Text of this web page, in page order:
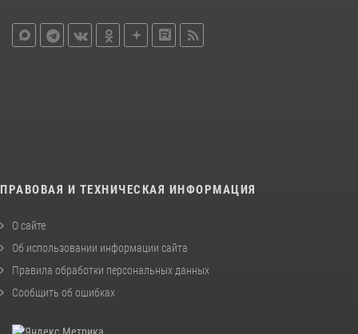
ПРАВОВАЯ И ТЕХНИЧЕСКАЯ ИНФОРМАЦИЯ
О сайте
Об использовании информации сайта
Правила обработки персональных данных
Сообщить об ошибках